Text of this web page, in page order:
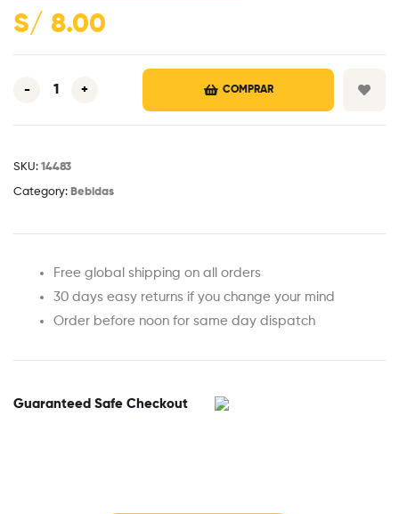
S/ 8.00
- + COMPRAR
SKU: 14483
Category: Bebidas
Free global shipping on all orders
30 days easy returns if you change your mind
Order before noon for same day dispatch
Guaranteed Safe Checkout